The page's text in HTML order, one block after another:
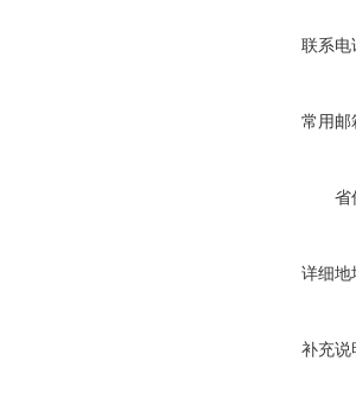
联系电
常用邮
省
详细地
补充说